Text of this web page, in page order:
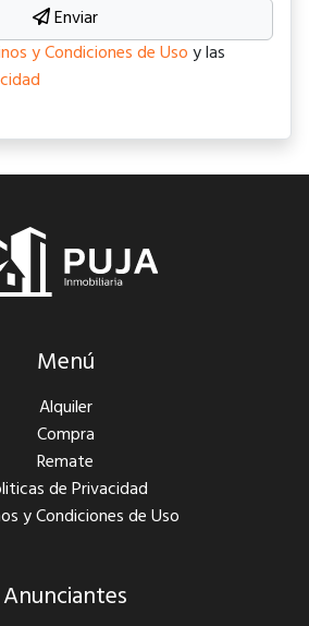
Enviar
y Condiciones de Usoy las
Menú
Alquiler
Compra
Remate
de Privacidad
y Condiciones de Uso
Anunciantes